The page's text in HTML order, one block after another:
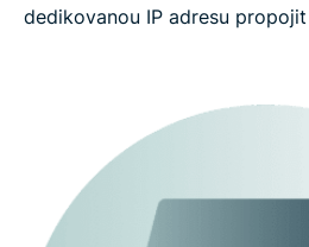
dedikovanou IP adresu